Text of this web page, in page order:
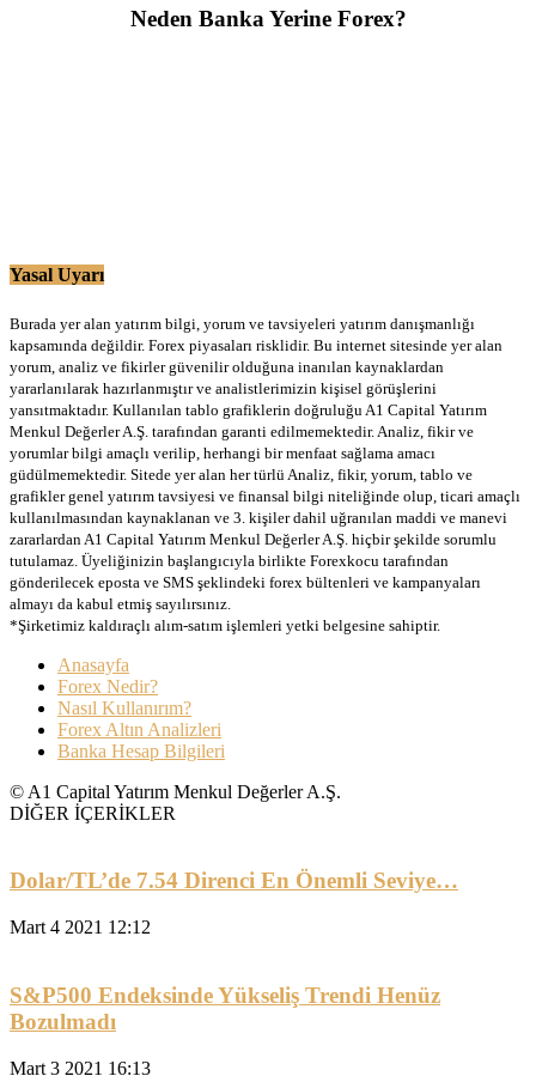
Neden Banka Yerine Forex?
Yasal Uyarı
Burada yer alan yatırım bilgi, yorum ve tavsiyeleri yatırım danışmanlığı
kapsamında değildir. Forex piyasaları risklidir. Bu internet sitesinde yer alan
yorum, analiz ve fikirler güvenilir olduğuna inanılan kaynaklardan
yararlanılarak hazırlanmıştır ve analistlerimizin kişisel görüşlerini
yansıtmaktadır. Kullanılan tablo grafiklerin doğruluğu A1 Capital Yatırım
Menkul Değerler A.Ş. tarafından garanti edilmemektedir. Analiz, fikir ve
yorumlar bilgi amaçlı verilip, herhangi bir menfaat sağlama amacı
güdülmemektedir. Sitede yer alan her türlü Analiz, fikir, yorum, tablo ve
grafikler genel yatırım tavsiyesi ve finansal bilgi niteliğinde olup, ticari amaçlı
kullanılmasından kaynaklanan ve 3. kişiler dahil uğranılan maddi ve manevi
zararlardan A1 Capital Yatırım Menkul Değerler A.Ş. hiçbir şekilde sorumlu
tutulamaz. Üyeliğinizin başlangıcıyla birlikte Forexkocu tarafından
gönderilecek eposta ve SMS şeklindeki forex bültenleri ve kampanyaları
almayı da kabul etmiş sayılırsınız.
*Şirketimiz kaldıraçlı alım-satım işlemleri yetki belgesine sahiptir.
Anasayfa
Forex Nedir?
Nasıl Kullanırım?
Forex Altın Analizleri
Banka Hesap Bilgileri
© A1 Capital Yatırım Menkul Değerler A.Ş.
DİĞER İÇERİKLER
Dolar/TL’de 7.54 Direnci En Önemli Seviye…
Mart 4 2021 12:12
S&P500 Endeksinde Yükseliş Trendi Henüz
Bozulmadı
Mart 3 2021 16:13